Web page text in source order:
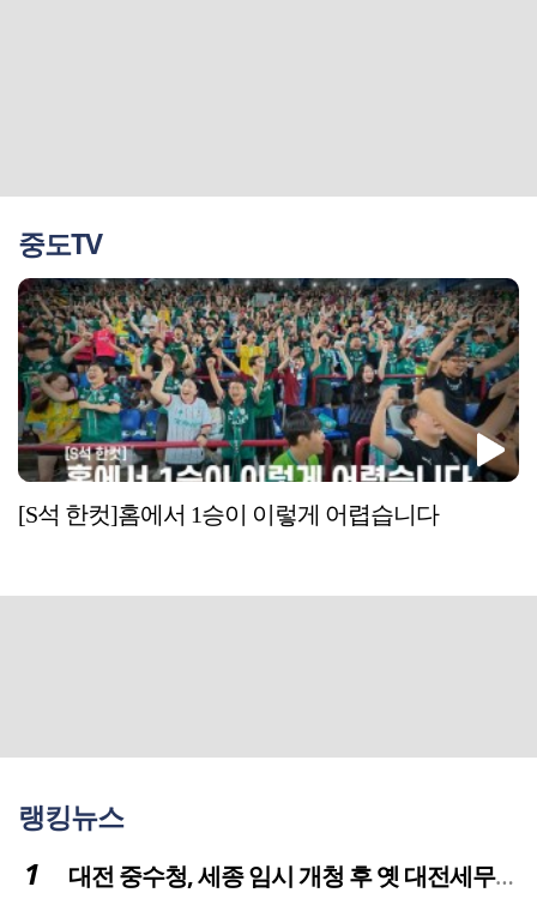
중도TV
[S석 한컷]홈에서 1승이 이렇게 어렵습니다
랭킹뉴스
대전 중수청, 세종 임시 개청 후 옛 대전세무서 부지로 이전 추진